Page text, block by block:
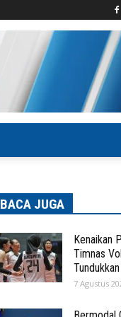
BACA JUGA
Kenaikan
Timnas
7 Agustus